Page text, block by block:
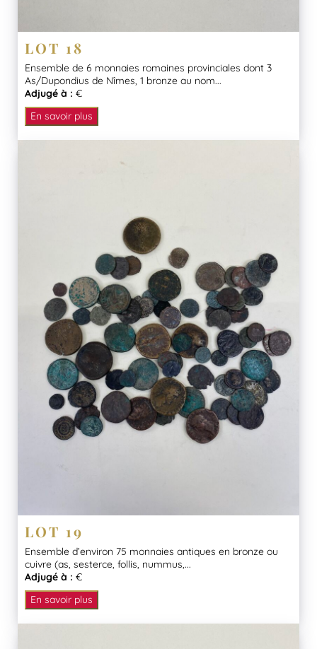
LOT 18
Ensemble de 6 monnaies romaines provinciales dont 3
As/Dupondius de Nîmes, 1 bronze au nom...
Adjugé à : €
En savoir plus
LOT 19
Ensemble d’environ 75 monnaies antiques en bronze ou
cuivre (as, sesterce, follis, nummus,...
Adjugé à : €
En savoir plus